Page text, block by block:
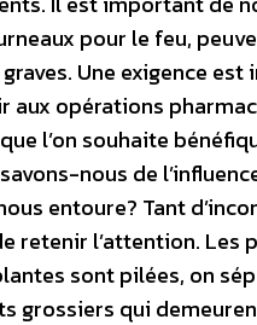
pour le feu,
Une exigence
aux opérations
l’on souhaite
nous de
entoure? Tant
retenir l’attention.
sont pilées, on
grossiers qui